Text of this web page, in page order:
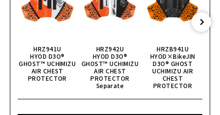
HRZ941U
HYOD D3O®︎
GHOST™ UCHIMIZU
AIR CHEST
PROTECTOR
HRZ942U
HYOD D3O®︎
GHOST™ UCHIMIZU
AIR CHEST
PROTECTOR
Separate
HRZB941U
HYOD×BikeJIN
D3O® GHOST
UCHIMIZU AIR
CHEST
PROTECTOR